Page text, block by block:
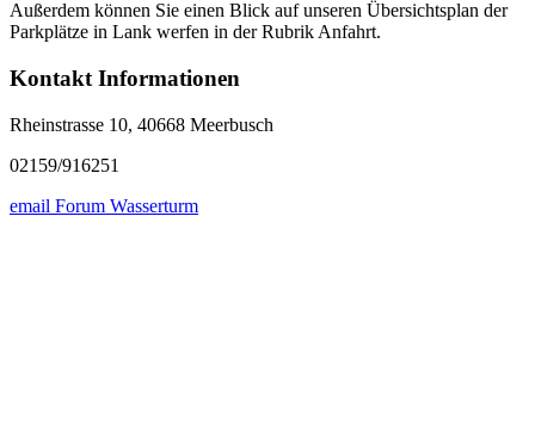
Außerdem können Sie einen Blick auf unseren Übersichtsplan der
Parkplätze in Lank werfen in der Rubrik Anfahrt.
Kontakt Informationen
Rheinstrasse 10, 40668 Meerbusch
02159/916251
email Forum Wasserturm